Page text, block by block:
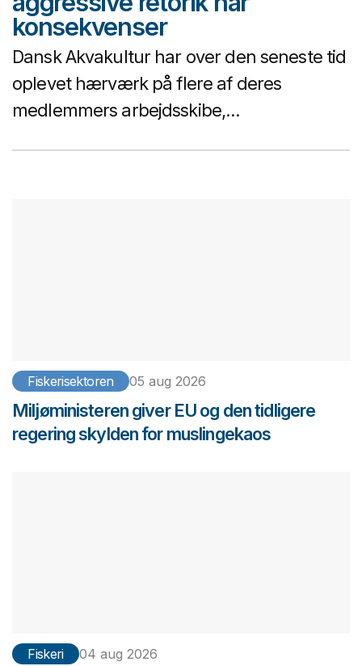
konsekvenser
Dansk Akvakultur har over den seneste tid
oplevet hærværk på flere af deres
medlemmers arbejdsskibe,...
Fiskerisektoren 05 aug 2026
Miljøministeren giver EU og den tidligere
regering skylden for muslingekaos
Fiskeri 04 aug 2026